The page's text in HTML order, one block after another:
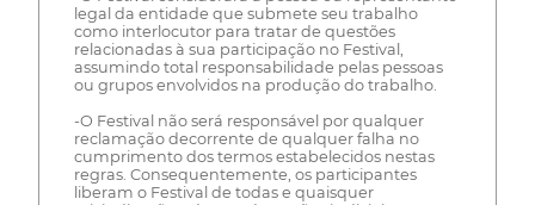
legal da entidade que submete seu trabalho
como interlocutor para tratar de questões
relacionadas à sua participação no Festival,
assumindo total responsabilidade pelas pessoas
ou grupos envolvidos na produção do trabalho.
-O Festival não será responsável por qualquer
reclamação decorrente de qualquer falha no
cumprimento dos termos estabelecidos nestas
regras. Consequentemente, os participantes
liberam o Festival de todas e quaisquer